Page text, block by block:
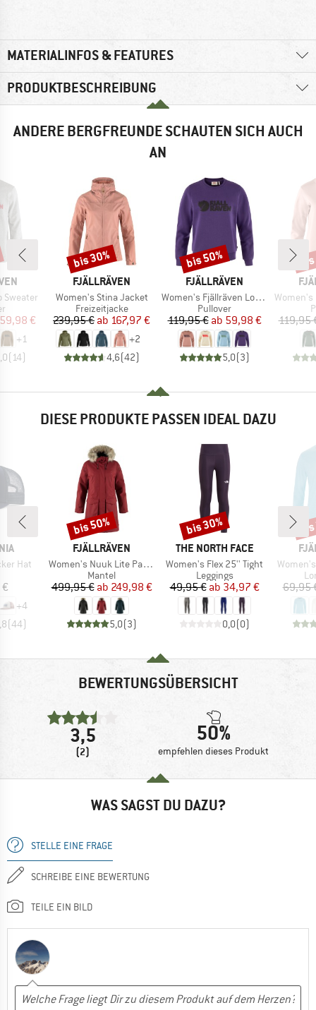
MATERIALINFOS & FEATURES
PRODUKTBESCHREIBUNG
ANDERE BERGFREUNDE SCHAUTEN SICH AUCH
AN
Sweater
Preis
€
+1
( 14)
MARKE
FJÄLLRÄVEN
Artikel
Women's Stina Jacket
Produktgruppe
Freizeitjacke
Preis
239,95 € reduzierter Preis
ab 167,97 €
+2
4,6(42)
Rabatt
bis 30%
MARKE
FJÄLLRÄVEN
Artikel
Women's Fjällräven Logo Sweater
Produktgruppe
Pullover
Preis
119,95 € reduzierter Preis
ab 59,98 €
5,0(3)
Rabatt
bis 50%
Artikel
Women's 1960
119,95
DIESE PRODUKTE PASSEN IDEAL DAZU
Hat
+4
(44)
MARKE
FJÄLLRÄVEN
Artikel
Women's Nuuk Lite Parka
Produktgruppe
Mantel
Preis
499,95 € reduzierter Preis
ab 249,98 €
5,0(3)
Rabatt
bis 50%
MARKE
THE NORTH FACE
Artikel
Women's Flex 25'' Tight
Produktgruppe
Leggings
Preis
49,95 € reduzierter Preis
ab 34,97 €
0,0(0)
Rabatt
bis 30%
Artikel
69,95
BEWERTUNGSÜBERSICHT
3,5
(2)
50%
empfehlen dieses Produkt
WAS SAGST DU DAZU?
STELLE EINE FRAGE
SCHREIBE EINE BEWERTUNG
TEILE EIN BILD